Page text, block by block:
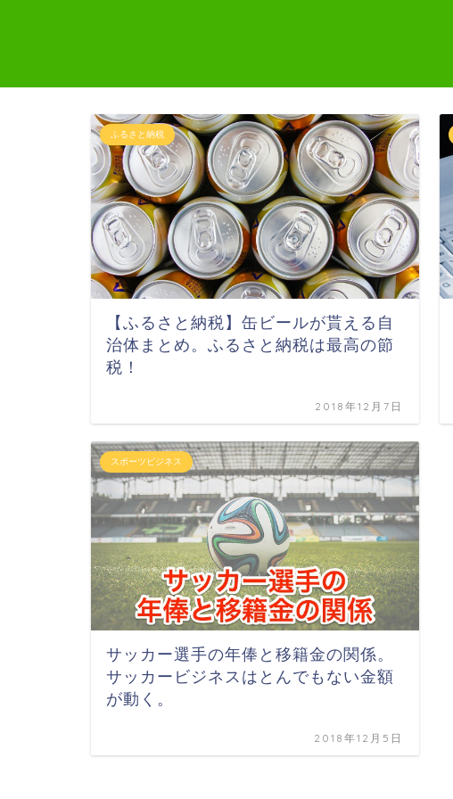
ふるさと納税
【ふるさと納税】缶ビールが貰える自
治体まとめ。ふるさと納税は最高の節
税！
2018年12月7日
スポーツビジネス
サッカー選手の年俸と移籍金の関係。
サッカービジネスはとんでもない金額
が動く。
2018年12月5日